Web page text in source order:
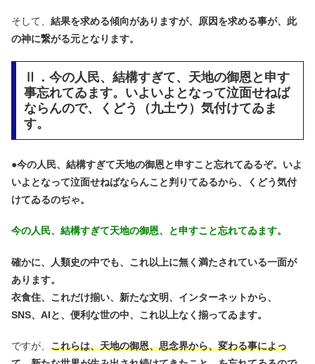
そして、 結果を求める傾向がありますが、原因を求める事が、此
の神に繋がる元となります。
Ⅱ．今の人民、結構すぎて、天地の御恩と申す
事忘れてゐます。いよいよとなって泣面せねば
ならんので、くどう（九土ウ）気付けてゐま
す。
●今の人民、結構すぎて天地の御恩と申すこと忘れてゐるぞ。いよ
いよとなって泣面せねばならんこと判りてゐるから、くどう気付
けてゐるのぢゃ。
今の人民、結構すぎて天地の御恩、と申すこと忘れてゐます。
確かに、人類史の中でも、これ以上に無く満たされている一面が
あります。
衣食住、これだけ揃い、新たな文明、インターネットから、
SNS、AIと、便利な世の中、これ以上なく揃ってゐます。
ですが、 これらは、天地の御恩、思念界から、変わる事によっ